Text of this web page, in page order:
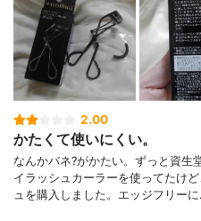
2.00
かたくて使いにくい。
なんかバネ?がかたい。ずっと資生
イラッシュカーラーを使ってたけ
ュを購入しました。エッジフリー